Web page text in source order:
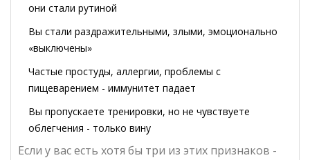
они стали рутиной
Вы стали раздражительными, злыми, эмоционально
«выключены»
Частые простуды, аллергии, проблемы с
пищеварением - иммунитет падает
Вы пропускаете тренировки, но не чувствуете
облегчения - только вину
Если у вас есть хотя бы три из этих признаков -